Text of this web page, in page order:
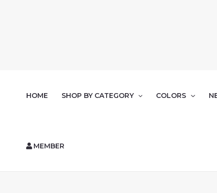
HOME SHOP BY CATEGORY COLORS
MEMBER